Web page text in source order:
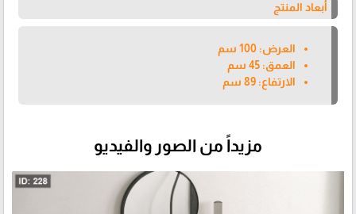
أبعاد المنتج
العرض: 100 سم
العمق: 45 سم
الارتفاع: 89 سم
مزيداً من الصور والفيديو